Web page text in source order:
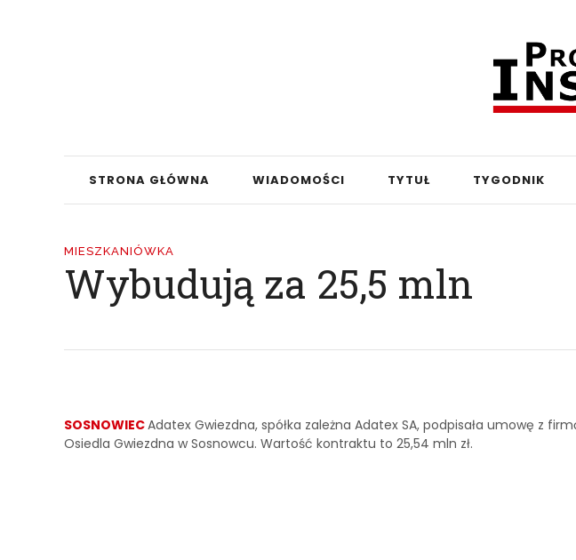
STRONA GŁÓWNA WIADOMOŚCI TYTUŁ TYGODNIK
MIESZKANIÓWKA
Wybudują za 25,5 mln
SOSNOWIECAdatex Gwiezdna, spółka zależna Adatex SA, podpisała umowę z
Osiedla Gwiezdna w Sosnowcu. Wartość kontraktu to 25,54 mln zł.